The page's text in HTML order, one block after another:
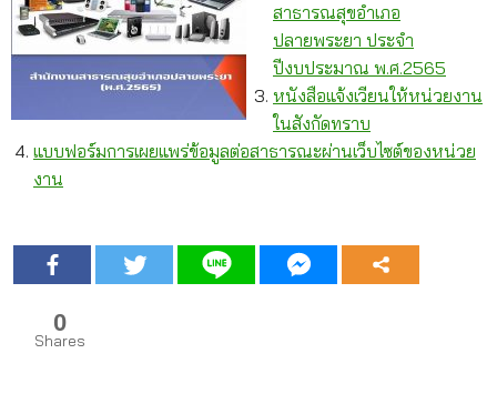
สาธารณสุขอำเภอ
ปลายพระยา ประจำ
ปีงบประมาณ พ.ศ.2565
หนังสือแจ้งเวียนให้หน่วยงาน
ในสังกัดทราบ
แบบฟอร์มการเผยแพร่ข้อมูลต่อสาธารณะผ่านเว็บไซต์ของหน่วย
งาน
0
Shares